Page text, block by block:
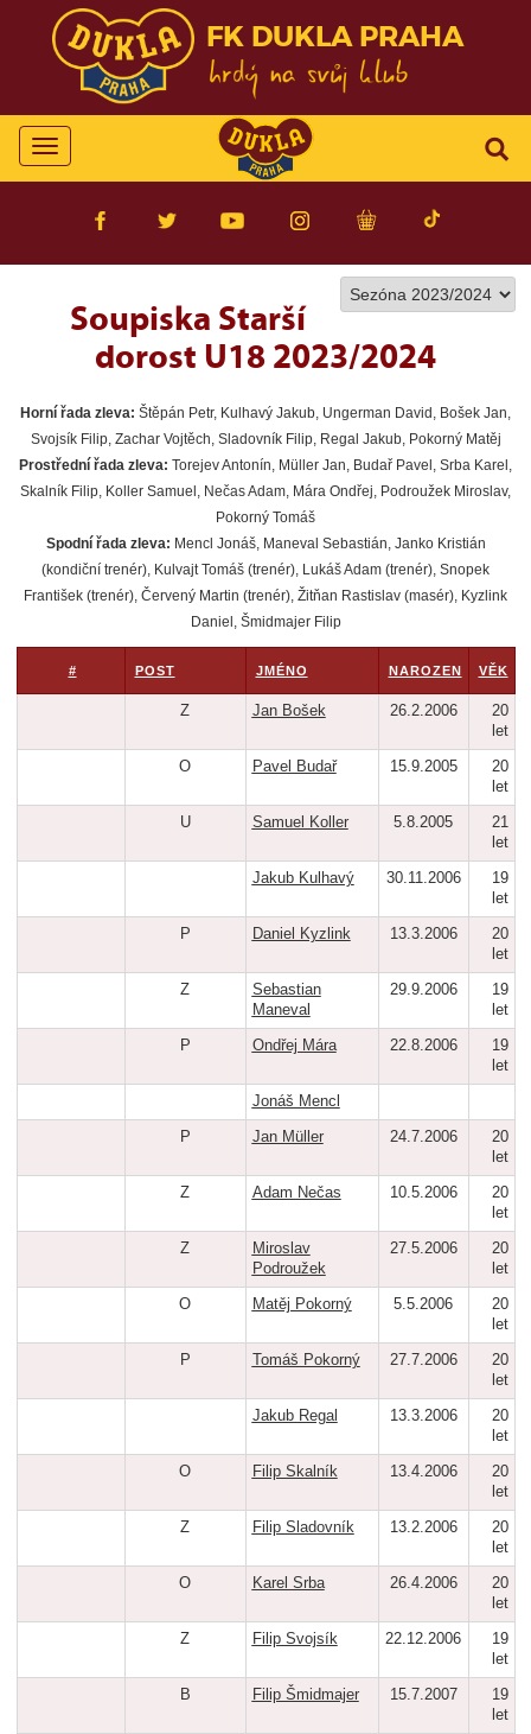
FK DUKLA PRAHA
Toggle
navigation
Soupiska Starší
dorost U18 2023/2024
Horní řada zleva: Štěpán Petr, Kulhavý Jakub, Ungerman David, Bošek Jan,
Svojsík Filip, Zachar Vojtěch, Sladovník Filip, Regal Jakub, Pokorný Matěj
Prostřední řada zleva: Torejev Antonín, Müller Jan, Budař Pavel, Srba Karel,
Skalník Filip, Koller Samuel, Nečas Adam, Mára Ondřej, Podroužek Miroslav,
Pokorný Tomáš
Spodní řada zleva: Mencl Jonáš, Maneval Sebastián, Janko Kristián
(kondiční trenér), Kulvajt Tomáš (trenér), Lukáš Adam (trenér), Snopek
František (trenér), Červený Martin (trenér), Žitňan Rastislav (masér), Kyzlink
Daniel, Šmidmajer Filip
# POST JMÉNO NAROZEN VĚK
Z Jan Bošek 26.2.2006
20
let
O Pavel Budař 15.9.2005
20
let
U Samuel Koller 5.8.2005
21
let
Jakub Kulhavý 30.11.2006
19
let
P Daniel Kyzlink 13.3.2006
20
let
Z
Sebastian
Maneval
29.9.2006
19
let
P Ondřej Mára 22.8.2006
19
let
Jonáš Mencl
P Jan Müller 24.7.2006
20
let
Z Adam Nečas 10.5.2006
20
let
Z
Miroslav
Podroužek
27.5.2006
20
let
O Matěj Pokorný 5.5.2006
20
let
P Tomáš Pokorný 27.7.2006
20
let
Jakub Regal 13.3.2006
20
let
O Filip Skalník 13.4.2006
20
let
Z Filip Sladovník 13.2.2006
20
let
O Karel Srba 26.4.2006
20
let
Z Filip Svojsík 22.12.2006
19
let
B Filip Šmidmajer 15.7.2007
19
let